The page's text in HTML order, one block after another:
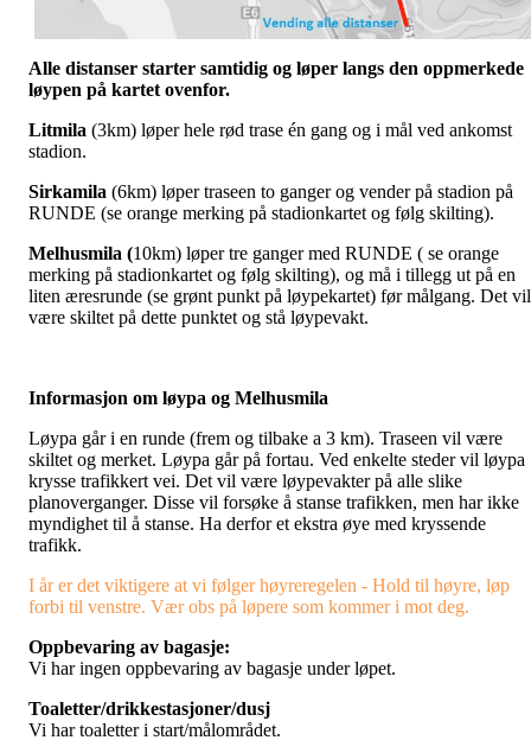
Alle distanser starter samtidig og løper langs den oppmerkede
løypen på kartet ovenfor.
Litmila (3km) løper hele rød trase én gang og i mål ved ankomst
stadion.
Sirkamila (6km) løper traseen to ganger og vender på stadion på
RUNDE (se orange merking på stadionkartet og følg skilting).
Melhusmila (10km) løper tre ganger med RUNDE ( se orange
merking på stadionkartet og følg skilting), og må i tillegg ut på en
liten æresrunde (se grønt punkt på løypekartet) før målgang. Det vil
være skiltet på dette punktet og stå løypevakt.
Informasjon om løypa og Melhusmila
Løypa går i en runde (frem og tilbake a 3 km). Traseen vil være
skiltet og merket. Løypa går på fortau. Ved enkelte steder vil løypa
krysse trafikkert vei. Det vil være løypevakter på alle slike
planoverganger. Disse vil forsøke å stanse trafikken, men har ikke
myndighet til å stanse. Ha derfor et ekstra øye med kryssende
trafikk.
I år er det viktigere at vi følger høyreregelen - Hold til høyre, løp
forbi til venstre. Vær obs på løpere som kommer i mot deg.
Oppbevaring av bagasje:
Vi har ingen oppbevaring av bagasje under løpet.
Toaletter/drikkestasjoner/dusj
Vi har toaletter i start/målområdet.